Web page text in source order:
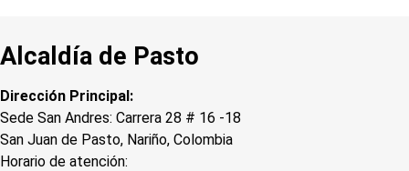
Alcaldía de Pasto
Dirección Principal:
Sede San Andres: Carrera 28 # 16 -18
San Juan de Pasto, Nariño, Colombia
Horario de atención: